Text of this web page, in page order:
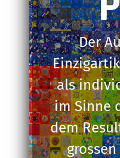
Der
als
im Sinne
dem